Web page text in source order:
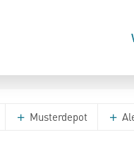
Musterdepot